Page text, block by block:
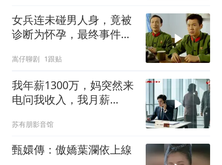
女兵连未碰男人身，竟被
诊断为怀孕，最终事件酿
嵩仔聊剧 1跟贴
我年薪1300万，妈突然来
电问我收入，我月薪
苏有朋影音馆
甄嬛傳：傲嬌葉瀾依上線